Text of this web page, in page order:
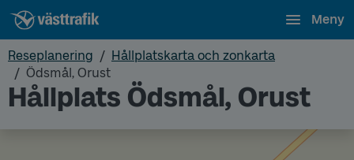
Meny
Reseplanering
Hållplatskarta och zonkarta
Ödsmål, Orust
Hållplats Ödsmål, Orust